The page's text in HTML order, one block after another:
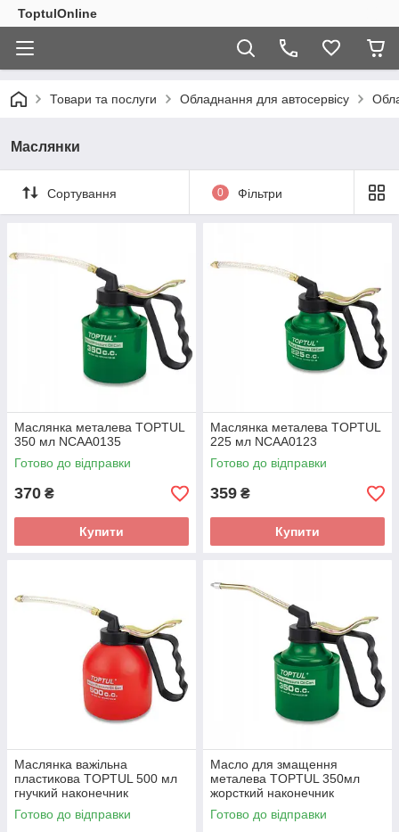
ToptulOnline
Товари та послуги Обладнання для автосервісу
Маслянки
Сортування 0 Фільтри
Маслянка металева TOPTUL
350 мл NCAA0135
Готово до відправки
370 ₴
Купити
Маслянка металева TOPTUL
225 мл NCAA0123
Готово до відправки
359 ₴
Купити
Маслянка важільна
пластикова TOPTUL 500 мл
гнучкий наконечник
NCAB0150
Готово до відправки
Масло для змащення
металева TOPTUL 350мл
жорсткий наконечник
NCAA0235
Готово до відправки